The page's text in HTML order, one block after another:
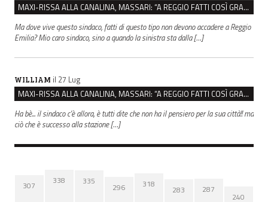
MAXI-RISSA ALLA CANALINA, MASSARI: “A REGGIO FATTI COSÌ GRAVI NON DEVONO TROVARE SPAZIO”
Ma dove vive questo sindaco, fatti di questo tipo non devono accadere a Reggio
Emilia? Mio caro sindaco, sino a quando la sinistra sta dalla […]
WILLIAM il 27 Lug
MAXI-RISSA ALLA CANALINA, MASSARI: “A REGGIO FATTI COSÌ GRAVI NON DEVONO TROVARE SPAZIO”
Ha bè... il sindaco c'è allora, è tutti dite che non ha il pensiero per la sua città!! ma
ciò che è successo alla stazione […]
307 338 335
296 318
283 287
240